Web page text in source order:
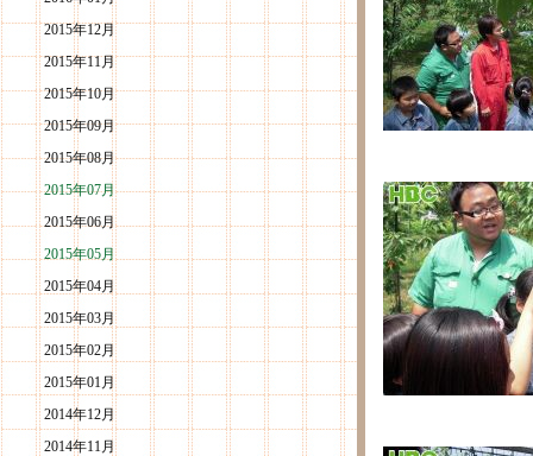
2015年12月
2015年11月
2015年10月
2015年09月
2015年08月
2015年07月
2015年06月
2015年05月
2015年04月
2015年03月
2015年02月
2015年01月
2014年12月
2014年11月